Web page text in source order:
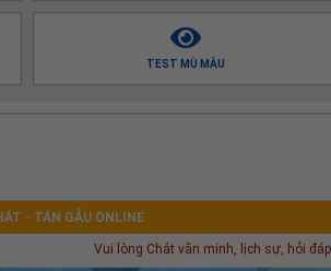
TEST MÙ MÀU
- TÁN GẪU ONLINE
Vui lòng Chát văn minh, lịch sự, hỏi đáp quảng bá